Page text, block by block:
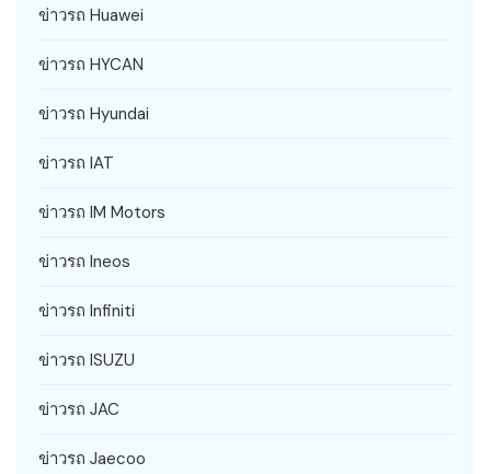
ข่าวรถ Huawei
ข่าวรถ HYCAN
ข่าวรถ Hyundai
ข่าวรถ IAT
ข่าวรถ IM Motors
ข่าวรถ Ineos
ข่าวรถ Infiniti
ข่าวรถ ISUZU
ข่าวรถ JAC
ข่าวรถ Jaecoo